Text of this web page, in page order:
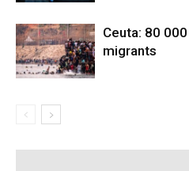
Ceuta: 80
migrants